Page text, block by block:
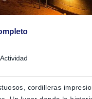
cordilleras